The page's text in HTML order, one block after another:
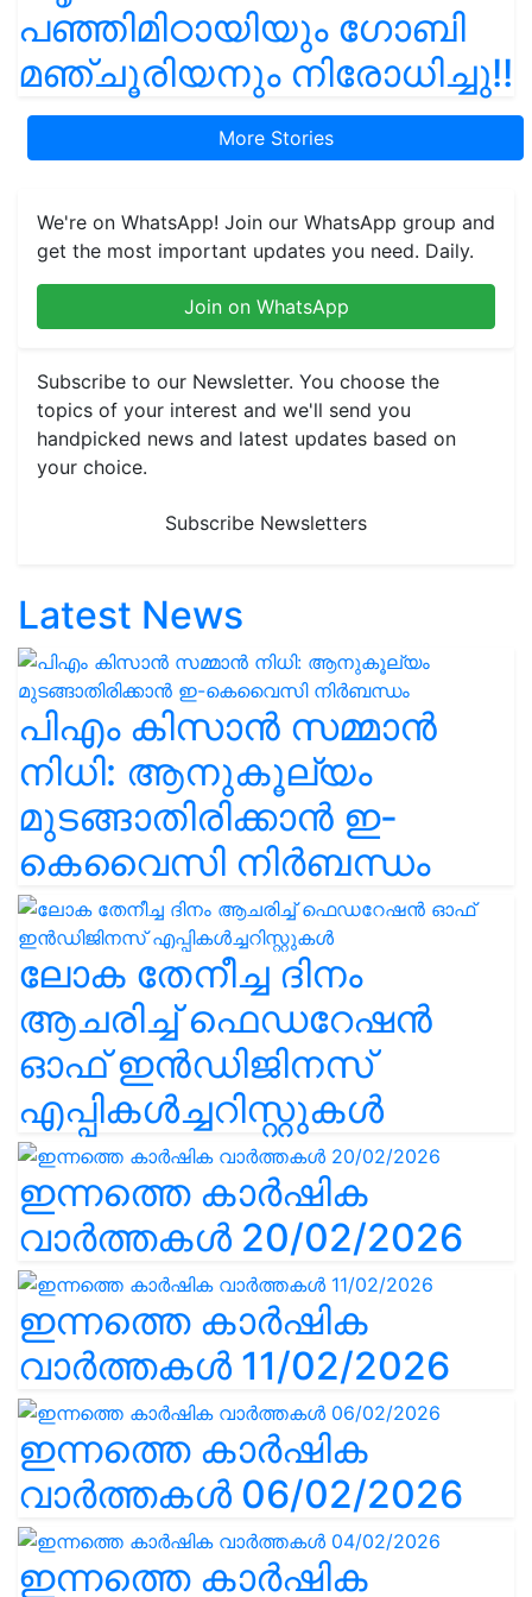
പഞ്ഞിമിഠായിയും ഗോബി
മഞ്ചൂരിയനും നിരോധിച്ചു!!
More Stories
We're on WhatsApp! Join our WhatsApp group and
get the most important updates you need. Daily.
Join on WhatsApp
Subscribe to our Newsletter. You choose the
topics of your interest and we'll send you
handpicked news and latest updates based on
your choice.
Subscribe Newsletters
Latest News
പിഎം കിസാൻ സമ്മാൻ
നിധി: ആനുകൂല്യം
മുടങ്ങാതിരിക്കാൻ ഇ-
കെവൈസി നിർബന്ധം
ലോക തേനീച്ച ദിനം
ആചരിച്ച് ഫെഡറേഷൻ
ഓഫ് ഇൻഡിജിനസ്
എപ്പികൾച്ചറിസ്റ്റുകൾ
ഇന്നത്തെ കാർഷിക
വാർത്തകൾ 20/02/2026
ഇന്നത്തെ കാർഷിക
വാർത്തകൾ 11/02/2026
ഇന്നത്തെ കാർഷിക
വാർത്തകൾ 06/02/2026
ഇന്നത്തെ കാർഷിക